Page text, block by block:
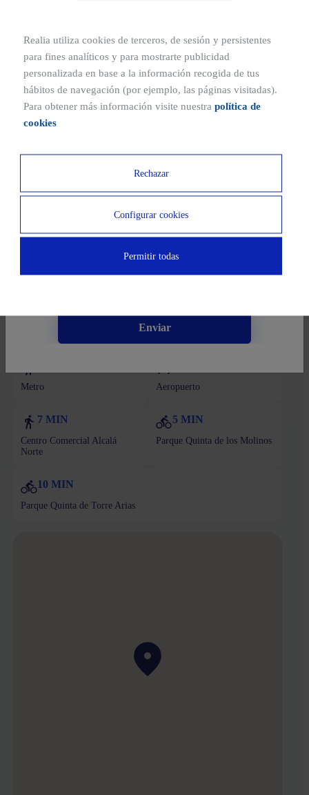
Email*
Política de privacidad
Enviar
Planos Dossier comercial
Dónde se sitúa Albasanz 14
Metro Aeropuerto
7 MIN
Centro Comercial Alcalá
Norte
5 MIN
Parque Quinta de los Molinos
10 MIN
Parque Quinta de Torre Arias
Realia utiliza cookies de terceros, de sesión y persistentes
para fines analíticos y para mostrarte publicidad
personalizada en base a la información recogida de tus
hábitos de navegación (por ejemplo, las páginas visitadas).
Para obtener más información visite nuestra política de
cookies
Rechazar
Configurar cookies
Permitir todas